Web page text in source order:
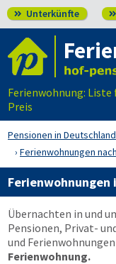
 Unterkünfte 
Ferienwohnung:
Preis
Pensionen in Deutschland
Ferienwohnungen
Ferienwohnungen
Übernachten in und
Pensionen, Privat-
und
Ferienwohnung.